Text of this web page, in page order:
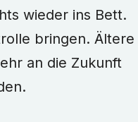
wieder ins Bett.
bringen. Ältere
an die Zukunft